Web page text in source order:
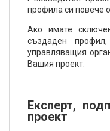
профила си повече
Ако имате
създаден
управляващия
Вашия проект.
Експерт,
проект